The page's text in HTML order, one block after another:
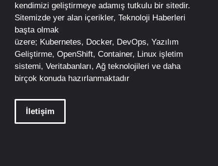
kendimizi geliştirmeye adamış tutkulu bir sitedir.
Sitemizde yer alan içerikler, Teknoloji Haberleri
başta olmak
üzere; Kubernetes, Docker, DevOps, Yazılım
Geliştirme, OpenShift, Container, Linux işletim
sistemi, Veritabanları, Ağ teknolojileri ve daha
birçok konuda hazırlanmaktadır
İletişim